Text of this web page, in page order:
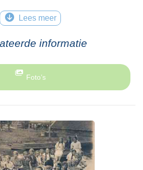
Lees meer
informatie
Foto’s